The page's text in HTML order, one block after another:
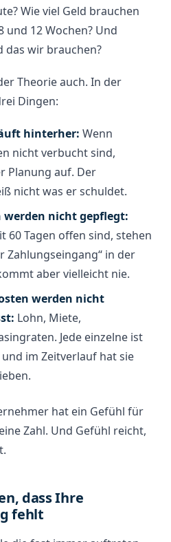
Wie viel Geld brauchen
und 12 Wochen? Und
das wir brauchen?
Theorie auch. In der
Dingen:
hinterher: Wenn
nicht verbucht sind,
Planung auf. Der
nicht was er schuldet.
werden nicht gepflegt:
60 Tagen offen sind, stehen
Zahlungseingang“ in der
aber vielleicht nie.
werden nicht
Lohn, Miete,
Jede einzelne ist
im Zeitverlauf hat sie
hat ein Gefühl für
Zahl. Und Gefühl reicht,
dass Ihre
fehlt